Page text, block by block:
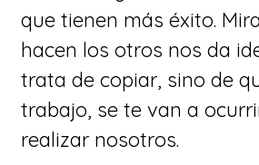
que tienen más éxito.
hacen los otros nos da
trata de copiar, sino de
trabajo, se te van a
realizar nosotros.